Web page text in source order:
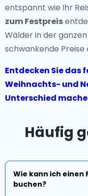
entspannt wie Ihr
zum Festpreis
Wälder in der
schwankende
Entdecken Sie das
Weihnachts- und
Unterschied
Häufig
Wie kann ich
buchen?